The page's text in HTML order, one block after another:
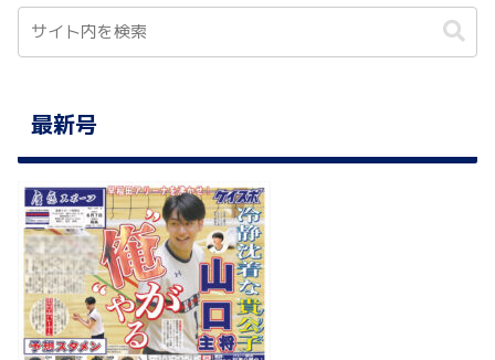
最新号